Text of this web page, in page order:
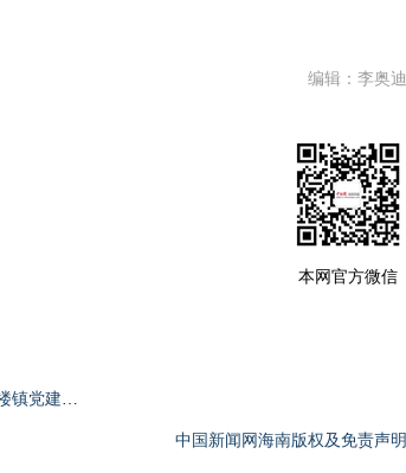
编辑：李奥迪
休渔不“休”服务 增收不“靠”等待——临高新盈镇、调楼镇党建引领护航渔民安稳度休渔期
本网官方微信
中国新闻网海南版权及免责声明